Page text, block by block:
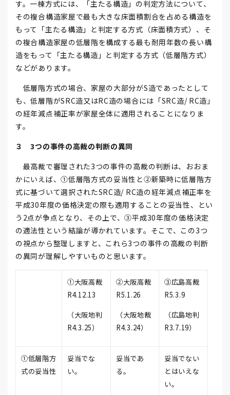
す。一棟方式には、「主たる構造」の判定方法について、
その複合構造家屋で最も大きな床面積割合を占める構造を
もって「主たる構造」と判定する方式（床面積方式）、そ
の複合構造家屋の低層階を構成する最も耐用年数の長い構
造をもって「主たる構造」と判定する方式（低層階方式）
などがあります。
低層階方式の場合、家屋の大部分がS造であったとして
も、低層階がSRC造又はRC造の場合には「SRC造/ RC造」
の経年減点補正率が家屋全体に適用されることになりま
す。
３ 3つの事件の高裁の判断の異同
最高裁で審理された3つの事件の高裁の判断は、おおま
かにいえば、①低層階方式の妥当性と②新築時に低層階方
式に基づいて選択されたSRC造/ RC造の経年減点補正率を
平成30年度の価格決定の際も適用することの妥当性、とい
う2点が争点となり、その上で、③平成30年度の価格決定
の適法性という結論が導かれています。そこで、この3つ
の視点から整理しますと、これら3つの事件の高裁の判断
の異同が理解しやすいものと思います。
①大阪高裁
R4.12.13
（大阪地判
R4.3.25）
②大阪高裁
R5.1.26
（大阪地裁
R4.3.24）
③広島高裁
R5.3.9
（広島地判
R3.7.19）
①低層階方
式の妥当性
妥当でな
い。
妥当であ
る。
妥当でない
とはいえな
い。